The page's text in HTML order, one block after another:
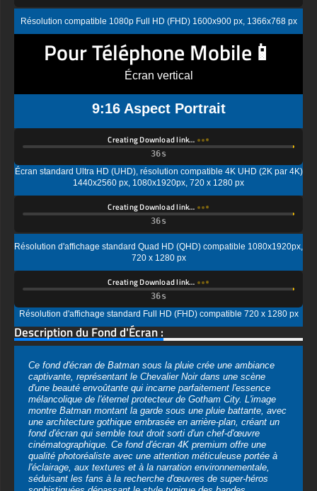
Pour Téléphone Mobile📱
Écran vertical
9:16 Aspect Portrait
Creating Download link…
Écran standard Ultra HD (UHD), résolution compatible 4K UHD (2K par 4K)
1440x2560 px, 1080x1920px, 720 x 1280 px
Résolution d'affichage standard Quad HD (QHD) compatible 1080x1920px,
Creating Download link…
Résolution d'affichage standard Full HD (FHD) compatible 720 x 1280 px
Description du Fond d'Écran :
Ce fond d'écran de Batman sous la pluie crée une ambiance
captivante, représentant le Chevalier Noir dans une scène
d'une beauté envoûtante qui incarne parfaitement l'essence
mélancolique de l'éternel protecteur de Gotham City. L'image
montre Batman montant la garde sous une pluie battante, avec
fond d'écran qui semble tout droit sorti d'un chef-d'œuvre
cinématographique. Ce fond d'écran 4K premium offre une
qualité photoréaliste avec une attention méticuleuse portée à
l'éclairage, aux textures et à la narration environnementale,
séduisant les fans à la recherche d'œuvres de super-héros
sophistiquées dépassant le style typique des bandes
dessinées.
La réalité saisissante de ce fond d'écran Batman Gotham
démontre une maîtrise numérique de pointe avec des détails
matériels incroyables visibles sur toute la surface de l'armure.
La cape superposée présente une texture complexe rappelant